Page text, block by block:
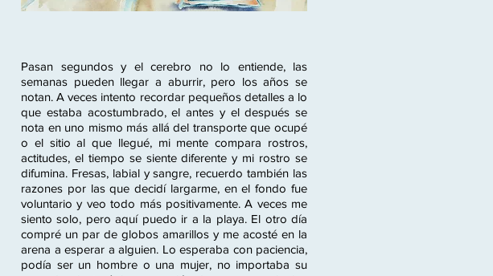
Pasan segundos y el cerebro no lo entiende, las
semanas pueden llegar a aburrir, pero los años se
notan. A veces intento recordar pequeños detalles a lo
que estaba acostumbrado, el antes y el después se
nota en uno mismo más allá del transporte que ocupé
o el sitio al que llegué, mi mente compara rostros,
actitudes, el tiempo se siente diferente y mi rostro se
difumina. Fresas, labial y sangre, recuerdo también las
razones por las que decidí largarme, en el fondo fue
voluntario y veo todo más positivamente. A veces me
siento solo, pero aquí puedo ir a la playa. El otro día
compré un par de globos amarillos y me acosté en la
arena a esperar a alguien. Lo esperaba con paciencia,
podía ser un hombre o una mujer, no importaba su